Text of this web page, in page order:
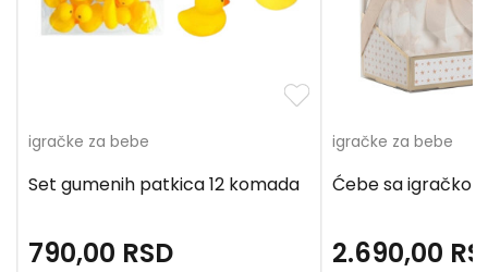
igračke za bebe
Set gumenih patkica 12 komada
790,00 RSD
igračke za bebe
Ćebe sa
2.690,00